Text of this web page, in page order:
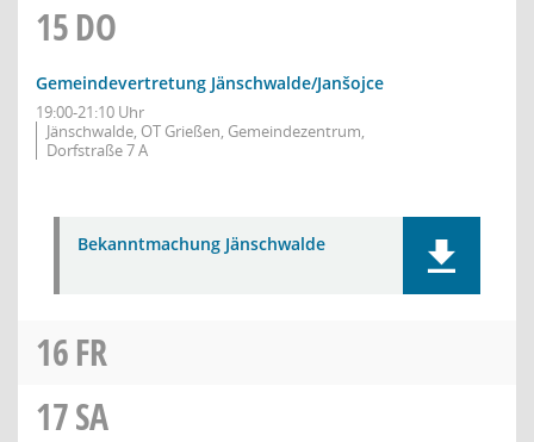
15DO
Gemeindevertretung Jänschwalde/Janšojce
19:00-21:10 Uhr
Jänschwalde, OT Grießen, Gemeindezentrum,
Dorfstraße 7 A
Bekanntmachung Jänschwalde
16FR
17SA